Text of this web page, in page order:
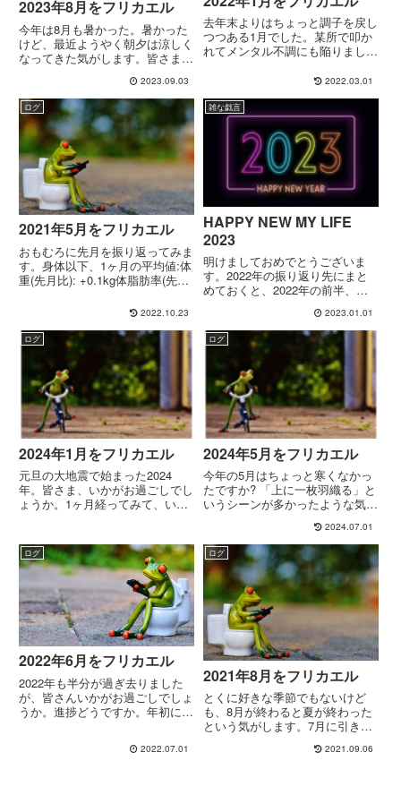
2023年8月をフリカエル
今年は8月も暑かった。暑かった
けど、最近ようやく朝夕は涼しく
なってきた気がします。皆さま、
は例によってダメです。身体1ヶ
月の平均値は以下の通り:体重(先
月比): -0.5kg体脂肪率(先月比):
-0.3%pt...
2023.09.03
去年末よりはちょっと調子を戻し
つつある1月でした。某所で叩か
れてメンタル不調にも陥りました
身体一ヶ月の平均値は以下の通
(先月比): -0.4%BMI: 22.2412月...
2022.03.01
ログ
2021年5月をフリカエル
おもむろに先月を振り返ってみま
す。身体以下、1ヶ月の平均値:体
重(先月比): +0.1kg体脂肪率(先月
成計に乗って、体重、体脂肪率、
体年齢を記録しているのですが、
3月に過去最高の体年齢(=3...
2022.10.23
雑な戯言
HAPPY NEW MY LIFE
2023
明けましておめでとうございま
す。2022年の振り返り先にまと
めておくと、2022年の前半、つ
はわりとスノーボードにも行けた
し、ソロバックカントリーもでき
たし、良いシーズンだったと思っ
てます。昨年初の人的ネットワ...
2023.01.01
ログ
2024年1月をフリカエル
元旦の大地震で始まった2024
年。皆さま、いかがお過ごしでし
ょうか。1ヶ月経ってみて、いろ
はなかったのですが、不幸な報せ
を聞くことはなく、ひとまず胸を
なでおろしている次第です。あ
ら...
ログ
2024年5月をフリカエル
今年の5月はちょっと寒くなかっ
たですか? 「上に一枚羽織る」と
いうシーンが多かったような気が
+0.2kg体脂肪率(先月比):
+0.3%BMI: 22.37ダメだ…止まら
ない、止まらないよ体重の増加
が。見た目に...
2024.07.01
ログ
2022年6月をフリカエル
2022年も半分が過ぎ去りました
が、皆さんいかがお過ごしでしょ
うか。進捗どうですか。年初に立
以下の通り:体重(先月比): +0.8kg
2022.07.01
ログ
2021年8月をフリカエル
とくに好きな季節でもないけど
も、8月が終わると夏が終わった
という気がします。7月に引き続
気がついたら1ヶ月が過ぎ去って
2021.09.06